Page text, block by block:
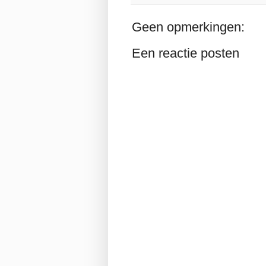
Geen opmerkingen:
Een reactie posten